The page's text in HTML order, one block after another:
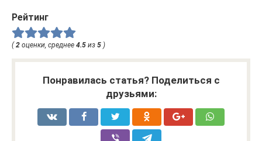
Рейтинг
(2 оценки, среднее 4.5 из 5 )
Понравилась статья? Поделиться с
друзьями: